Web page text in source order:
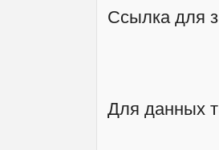
Ссылка для
Для данных